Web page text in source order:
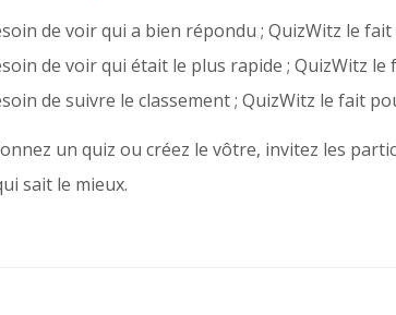
de voir qui a bien répondu ; QuizWitz le
de voir qui était le plus rapide ; QuizWitz le
de suivre le classement ; QuizWitz le fait
un quiz ou créez le vôtre, invitez les
sait le mieux.